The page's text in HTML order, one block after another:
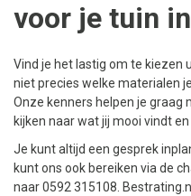
voor je tuin
Vind je het lastig om te kiezen
niet precies welke materialen
Onze kenners helpen je graag
kijken naar wat jij mooi vindt
Je kunt altijd een gesprek
kunt ons ook bereiken via de
naar 0592 315108.